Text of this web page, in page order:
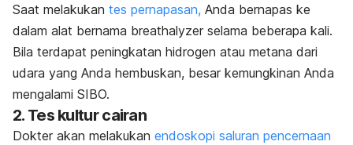
Saat melakukan tes pernapasan, Anda bernapas ke
dalam alat bernama breathalyzer selama beberapa kali.
Bila terdapat peningkatan hidrogen atau metana dari
udara yang Anda hembuskan, besar kemungkinan Anda
mengalami SIBO.
2. Tes kultur cairan
Dokter akan melakukan endoskopi saluran pencernaan